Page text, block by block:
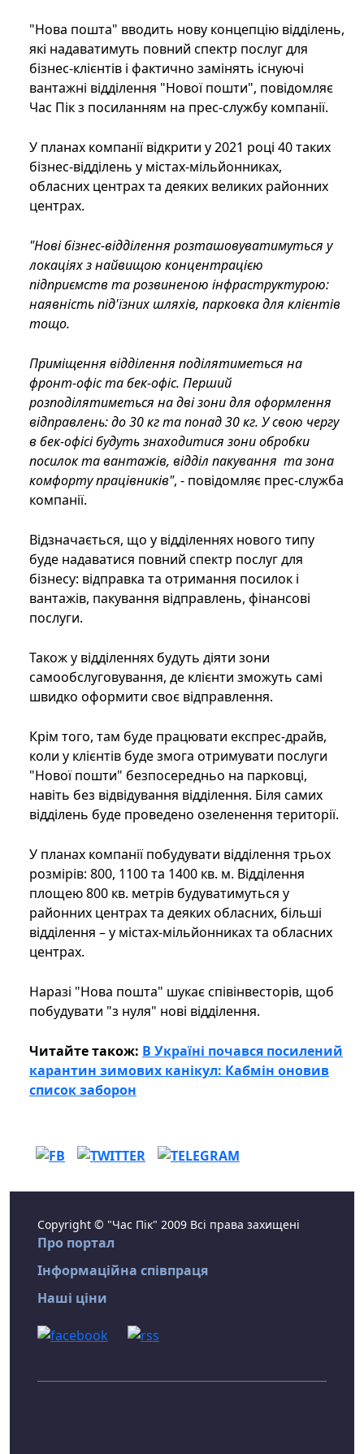
"Нова пошта" вводить нову концепцію відділень,
які надаватимуть повний спектр послуг для
бізнес-клієнтів і фактично замінять існуючі
вантажні відділення "Нової пошти", повідомляє
Час Пік з посиланням на прес-службу компанії.
У планах компанії відкрити у 2021 році 40 таких
бізнес-відділень у містах-мільйонниках,
обласних центрах та деяких великих районних
центрах.
"Нові бізнес-відділення розташовуватимуться у
локаціях з найвищою концентрацією
підприємств та розвиненою інфраструктурою:
наявність під'їзних шляхів, парковка для клієнтів
тощо.
Приміщення відділення поділятиметься на
фронт-офіс та бек-офіс. Перший
розподілятиметься на дві зони для оформлення
відправлень: до 30 кг та понад 30 кг. У свою чергу
в бек-офісі будуть знаходитися зони обробки
посилок та вантажів, відділ пакування та зона
комфорту працівників", - повідомляє прес-служба
компанії.
Відзначається, що у відділеннях нового типу
буде надаватися повний спектр послуг для
бізнесу: відправка та отримання посилок і
вантажів, пакування відправлень, фінансові
послуги.
Також у відділеннях будуть діяти зони
самообслуговування, де клієнти зможуть самі
швидко оформити своє відправлення.
Крім того, там буде працювати експрес-драйв,
коли у клієнтів буде змога отримувати послуги
"Нової пошти" безпосередньо на парковці,
навіть без відвідування відділення. Біля самих
відділень буде проведено озеленення території.
У планах компанії побудувати відділення трьох
розмірів: 800, 1100 та 1400 кв. м. Відділення
площею 800 кв. метрів будуватимуться у
районних центрах та деяких обласних, більші
відділення – у містах-мільйонниках та обласних
центрах.
Наразі "Нова пошта" шукає співінвесторів, щоб
побудувати "з нуля" нові відділення.
Читайте також: В Україні почався посилений
карантин зимових канікул: Кабмін оновив
список заборон
Copyright © "Час Пік" 2009 Всі права захищені
Про портал
Інформаційна співпраця
Наші ціни